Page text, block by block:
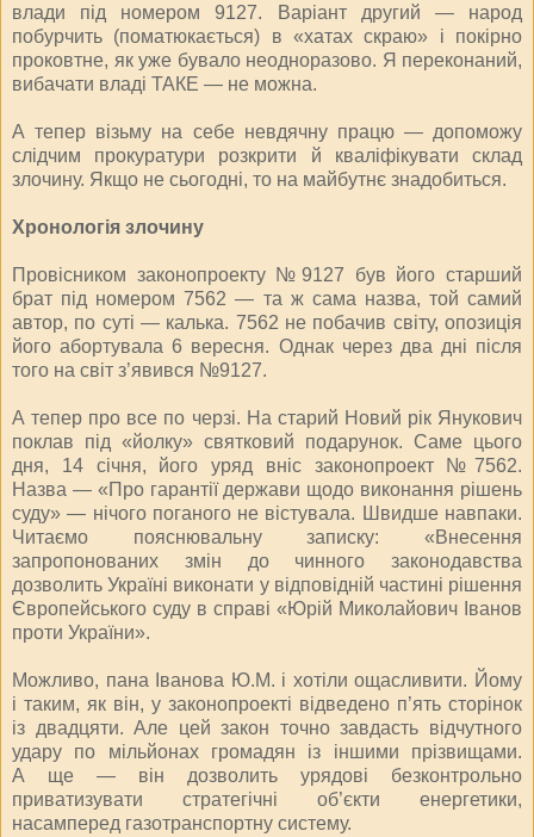
влади під номером 9127. Варіант другий — народ
побурчить (поматюкається) в «хатах скраю» і покірно
проковтне, як уже бувало неодноразово. Я переконаний,
вибачати владі ТАКЕ — не можна.
А тепер візьму на себе невдячну працю — допоможу
слідчим прокуратури розкрити й кваліфікувати склад
злочину. Якщо не сьогодні, то на майбутнє знадобиться.
Хронологія злочину
Провісником законопроекту №9127 був його старший
брат під номером 7562 — та ж сама назва, той самий
автор, по суті — калька. 7562 не побачив світу, опозиція
його абортувала 6 вересня. Однак через два дні після
того на світ з’явився №9127.
А тепер про все по черзі. На старий Новий рік Янукович
поклав під «йолку» святковий подарунок. Саме цього
дня, 14 січня, його уряд вніс законопроект №7562.
Назва — «Про гарантії держави щодо виконання рішень
суду» — нічого поганого не вістувала. Швидше навпаки.
Читаємо пояснювальну записку: «Внесен­ня
запропонованих змін до чинного законодавства
дозволить Україні виконати у відповідній частині рішення
Європейського суду в справі «Юрій Миколайович Іванов
проти України».
Можливо, пана Іванова Ю.М. і хотіли ощасливити. Йому
і таким, як він, у законопроекті відведено п’ять сторінок
із двадцяти. Але цей закон точно завдасть відчутного
удару по мільйонах громадян із іншими прізвищами.
А ще — він дозволить урядові безконтрольно
приватизувати стратегічні об’єкти енергетики,
насамперед газотранспортну систему.